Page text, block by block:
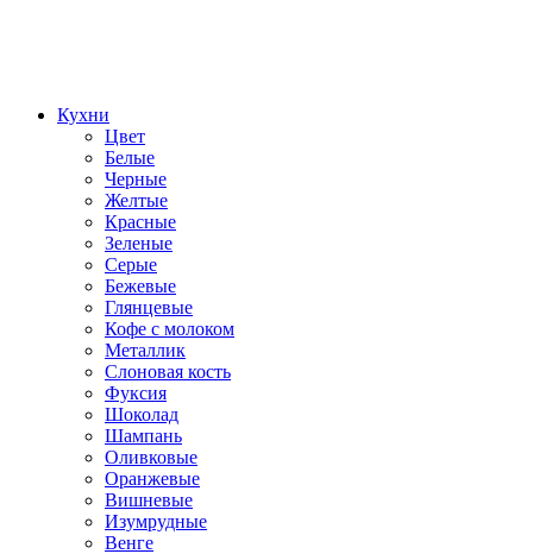
Кухни
Цвет
Белые
Черные
Желтые
Красные
Зеленые
Серые
Бежевые
Глянцевые
Кофе с молоком
Металлик
Слоновая кость
Фуксия
Шоколад
Шампань
Оливковые
Оранжевые
Вишневые
Изумрудные
Венге